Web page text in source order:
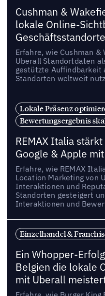
Cushman &
lokale Online-
Geschäftsstandorte
Erfahre, wie Cushman
Uberall Standortdaten
gestützte Auffindbarkeit
Standorten weltweit
Lokale Präsenz
Bewertungsergebnis
REMAX Italia
Google & Apple
Erfahre, wie REMAX
Location Marketing von
Interaktionen und
Standorten gesteigert
Interaktionen und
Einzelhandel &
Ein Whopper-
Belgien die lokale
mit Uberall